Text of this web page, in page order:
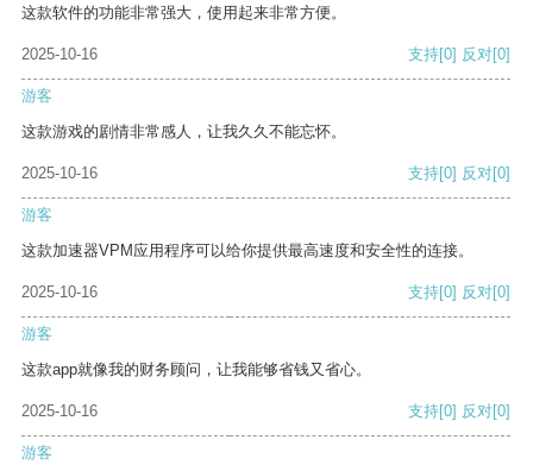
这款软件的功能非常强大，使用起来非常方便。
2025-10-16 支持[0] 反对[0]
游客
这款游戏的剧情非常感人，让我久久不能忘怀。
2025-10-16 支持[0] 反对[0]
游客
这款加速器VPM应用程序可以给你提供最高速度和安全性的连接。
2025-10-16 支持[0] 反对[0]
游客
这款app就像我的财务顾问，让我能够省钱又省心。
2025-10-16 支持[0] 反对[0]
游客